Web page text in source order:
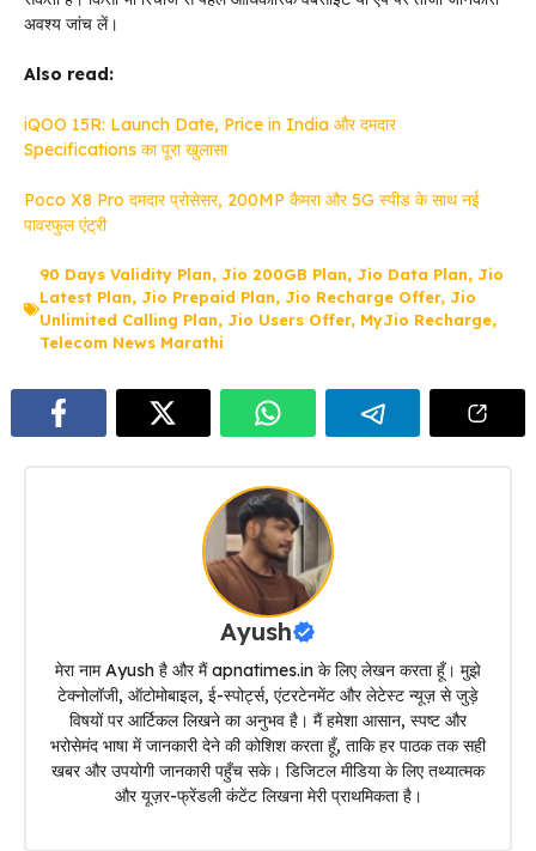
अवश्य जांच लें।
Also read:
iQOO 15R: Launch Date, Price in India और दमदार
Specifications का पूरा खुलासा
Poco X8 Pro दमदार प्रोसेसर, 200MP कैमरा और 5G स्पीड के साथ नई
पावरफुल एंट्री
90 Days Validity Plan, Jio 200GB Plan, Jio Data Plan, Jio
Latest Plan, Jio Prepaid Plan, Jio Recharge Offer, Jio
Unlimited Calling Plan, Jio Users Offer, MyJio Recharge,
Telecom News Marathi
Ayush
मेरा नाम Ayush है और मैं apnatimes.in के लिए लेखन करता हूँ। मुझे
टेक्नोलॉजी, ऑटोमोबाइल, ई-स्पोर्ट्स, एंटरटेनमेंट और लेटेस्ट न्यूज़ से जुड़े
विषयों पर आर्टिकल लिखने का अनुभव है। मैं हमेशा आसान, स्पष्ट और
भरोसेमंद भाषा में जानकारी देने की कोशिश करता हूँ, ताकि हर पाठक तक सही
खबर और उपयोगी जानकारी पहुँच सके। डिजिटल मीडिया के लिए तथ्यात्मक
और यूज़र-फ्रेंडली कंटेंट लिखना मेरी प्राथमिकता है।